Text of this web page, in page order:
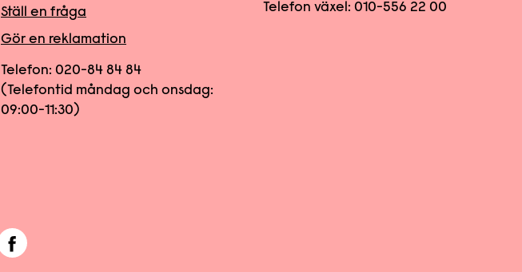
Ställ en fråga
Gör en reklamation
Telefon: 020-84 84 84
(Telefontid måndag och onsdag:
09:00-11:30)
Telefon växel: 010-556 22 00